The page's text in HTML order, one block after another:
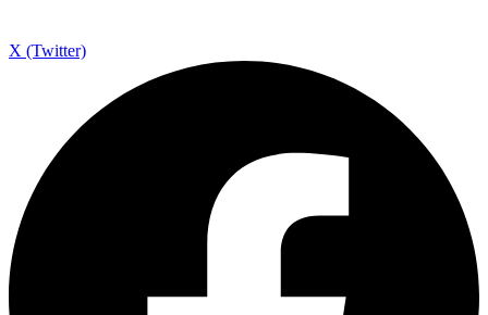
X (Twitter)